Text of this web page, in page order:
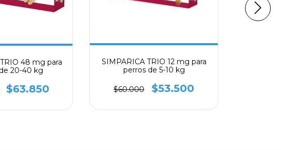
48 mg para
20-40 kg
$63.850
SIMPARICA TRIO 12 mg para
perros de 5-10 kg
$60.000 $53.500